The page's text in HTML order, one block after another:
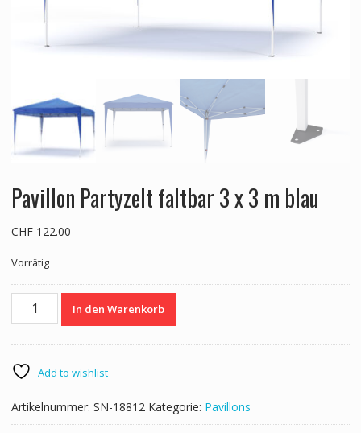
Pavillon Partyzelt faltbar 3 x 3 m blau
CHF122.00
Vorrätig
Pavillon
Partyzelt
x
3
m
blau
In den Warenkorb
Add to wishlist
Artikelnummer: SN-18812 Kategorie: Pavillons